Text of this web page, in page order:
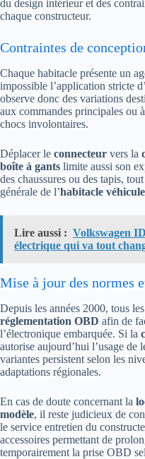
du design intérieur et des
chaque constructeur.
Contraintes de
Chaque habitacle présente un
impossible l’application stricte
observe donc des variations
aux commandes principales ou
chocs involontaires.
Déplacer le connecteur vers la
boîte à gants limite aussi son
des chaussures ou des tapis,
générale de l’habitacle véhicule
Lire aussi : Volkswagen
électrique qui va tout
Mise à jour des normes
Depuis les années 2000, tous
réglementation OBD afin de
l’électronique embarquée. Si la
autorise aujourd’hui l’usage de
variantes persistent selon les
adaptations régionales.
En cas de doute concernant la
modèle, il reste judicieux de
le service entretien du
accessoires permettant de
temporairement la prise OBD